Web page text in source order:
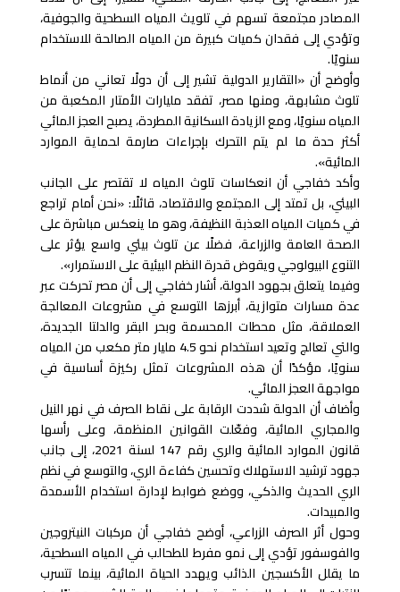
المصادر مجتمعة تسهم في تلويث المياه السطحية والجوفية،
وتؤدي إلى فقدان كميات كبيرة من المياه الصالحة للاستخدام
سنويًا.
وأوضح أن «التقارير الدولية تشير إلى أن دولًا تعاني من أنماط
تلوث مشابهة، ومنها مصر، تفقد مليارات الأمتار المكعبة من
المياه سنويًا، ومع الزيادة السكانية المطردة، يصبح العجز المائي
أكثر حدة ما لم يتم التحرك بإجراءات صارمة لحماية الموارد
المائية».
وأكد خفاجي أن انعكاسات تلوث المياه لا تقتصر على الجانب
البيئي، بل تمتد إلى المجتمع والاقتصاد، قائلًا: «نحن أمام تراجع
في كميات المياه العذبة النظيفة، وهو ما ينعكس مباشرة على
الصحة العامة والزراعة، فضلًا عن تلوث بيئي واسع يؤثر على
التنوع البيولوجي ويقوض قدرة النظم البيئية على الاستمرار».
وفيما يتعلق بجهود الدولة، أشار خفاجي إلى أن مصر تحركت عبر
عدة مسارات متوازية، أبرزها التوسع في مشروعات المعالجة
العملاقة، مثل محطات المحسمة وبحر البقر والدلتا الجديدة،
والتي تعالج وتعيد استخدام نحو 4.5 مليار متر مكعب من المياه
سنويًا، مؤكدًا أن هذه المشروعات تمثل ركيزة أساسية في
مواجهة العجز المائي.
وأضاف أن الدولة شددت الرقابة على نقاط الصرف في نهر النيل
والمجاري المائية، وفعّلت القوانين المنظمة، وعلى رأسها
قانون الموارد المائية والري رقم 147 لسنة 2021، إلى جانب
جهود ترشيد الاستهلاك وتحسين كفاءة الري، والتوسع في نظم
الري الحديث والذكي، ووضع ضوابط لإدارة استخدام الأسمدة
والمبيدات.
وحول أثر الصرف الزراعي، أوضح خفاجي أن مركبات النيتروجين
والفوسفور تؤدي إلى نمو مفرط للطحالب في المياه السطحية،
ما يقلل الأكسجين الذائب ويهدد الحياة المائية، بينما تتسرب